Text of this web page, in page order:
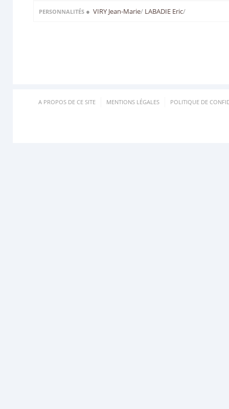
PERSONNALITÉS ● VIRY Jean-Marie/ LABADIE Eric/
A PROPOS DE CE SITE MENTIONS LÉGALES POLITIQUE DE